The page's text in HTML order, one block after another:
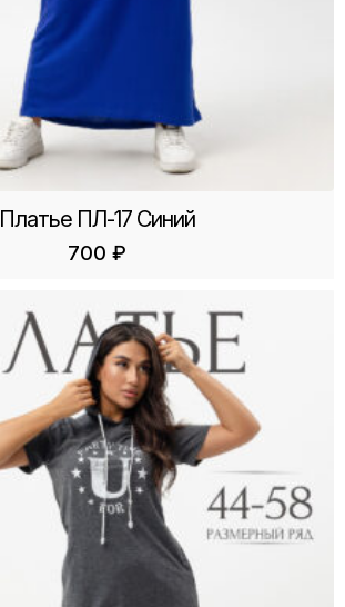
Платье ПЛ-17 Синий
700 ₽